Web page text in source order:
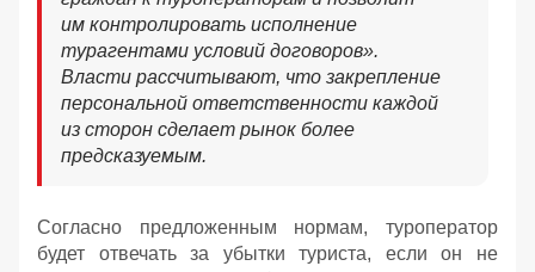
им контролировать исполнение
турагентами условий договоров».
Власти рассчитывают, что закрепление
персональной ответственности каждой
из сторон сделает рынок более
предсказуемым.
Согласно предложенным нормам, туроператор
будет отвечать за убытки туриста, если он не